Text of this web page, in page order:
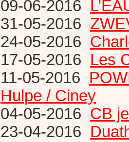
09-06-2016
31-05-2016
24-05-2016
17-05-2016 Les
11-05-2016
Hulpe / Ciney
04-05-2016 CB
23-04-2016